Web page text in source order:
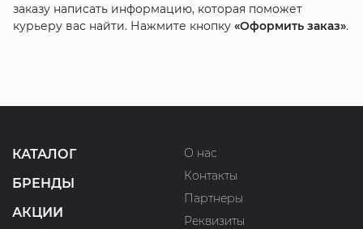
заказу написать информацию, которая поможет
курьеру вас найти. Нажмите кнопку «Оформить заказ».
КАТАЛОГ
БРЕНДЫ
АКЦИИ
О нас
Контакты
Партнеры
Реквизиты